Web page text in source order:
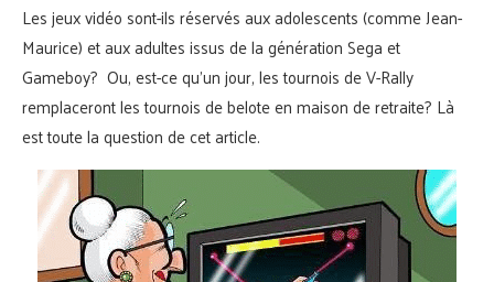
Les jeux vidéo sont-ils réservés aux adolescents (comme Jean-
Maurice) et aux adultes issus de la génération Sega et
Gameboy? Ou, est-ce qu’un jour, les tournois de V-Rally
remplaceront les tournois de belote en maison de retraite? Là
est toute la question de cet article.